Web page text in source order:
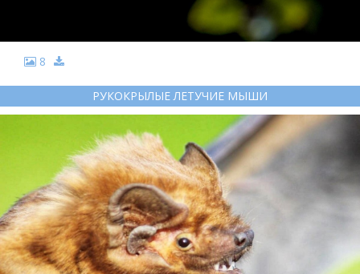
8
РУКОКРЫЛЫЕ ЛЕТУЧИЕ МЫШИ